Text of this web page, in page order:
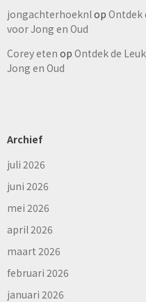
jongachterhoeknl op Ontdek
voor Jong en Oud
Corey eten op Ontdek de
Jong en Oud
Archief
juli 2026
juni 2026
mei 2026
april 2026
maart 2026
februari 2026
januari 2026